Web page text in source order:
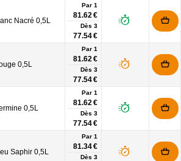
Nacré 0,5L
Par 1
81.62 €
Dès 3
77.54 €
0,5L
Par 1
81.62 €
Dès 3
77.54 €
0,5L
Par 1
81.62 €
Dès 3
77.54 €
Saphir 0,5L
Par 1
81.34 €
Dès 3